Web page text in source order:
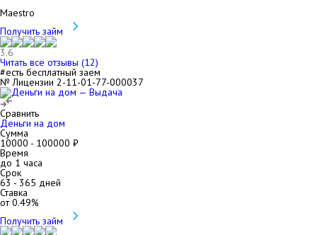
Maestro
Получить займ
3.6
Читать все отзывы (12)
#есть бесплатный заем
№ Лицензии 2-11-01-77-000037
Сравнить
Деньги на дом
Сумма
10000 - 100000 ₽
Время
до 1 часа
Срок
63 - 365 дней
Ставка
от0.49%
Получить займ